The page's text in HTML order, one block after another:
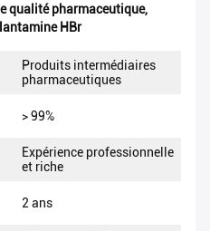
qualité pharmaceutique,
HBr
Produits intermédiaires
pharmaceutiques
> 99%
Expérience professionnelle
et riche
2 ans